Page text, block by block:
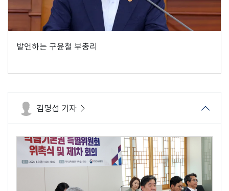
발언하는 구윤철 부총리
김명섭 기자